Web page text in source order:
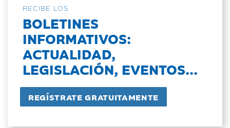
RECIBE LOS
BOLETINES
INFORMATIVOS:
ACTUALIDAD,
LEGISLACIÓN, EVENTOS...